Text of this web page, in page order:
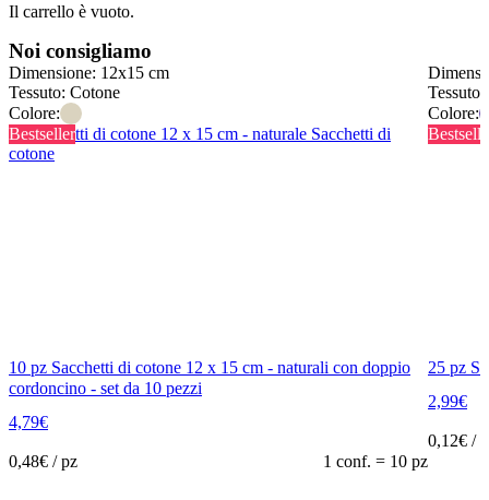
Il carrello è vuoto.
Noi consigliamo
Dimensione: 12x15 cm
Tessuto: Cotone
Colore:
Bestseller
10 pz Sacchetti di cotone 12 x 15 cm - naturali con doppio
cordoncino - set da 10 pezzi
4,79€
0,48€ / pz 1 conf. = 10 pz
Colore:
25 pz
2,99€
0,12€ /